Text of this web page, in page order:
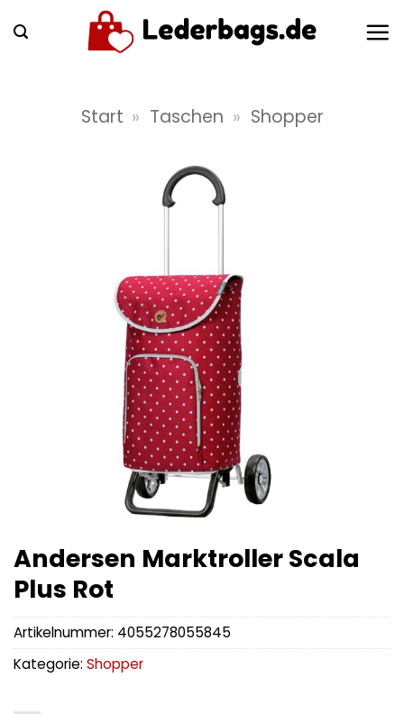
Inhalt
Start » Taschen » Shopper
Andersen Marktroller Scala
Plus Rot
Artikelnummer: 4055278055845
Kategorie: Shopper